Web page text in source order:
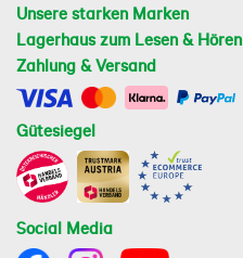
Unsere starken Marken
Lagerhaus zum Lesen & Hören
Zahlung & Versand
Gütesiegel
Social Media